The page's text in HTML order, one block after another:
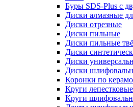
Буры SDS-Plus c
Диски алмазные
Диски отрезные
Диски пильные
Диски пильные
Диски
Диски
Диски
Коронки по
Круги
Круги